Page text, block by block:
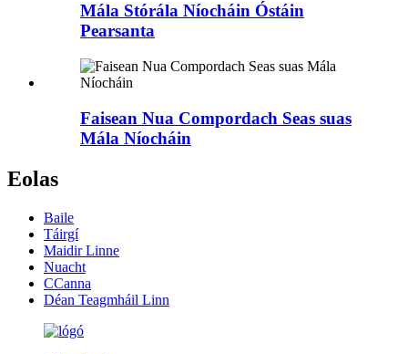
Mála Stórála Níocháin Óstáin
Pearsanta
Faisean Nua Compordach Seas suas
Mála Níocháin
Eolas
Baile
Táirgí
Maidir Linne
Nuacht
CCanna
Déan Teagmháil Linn